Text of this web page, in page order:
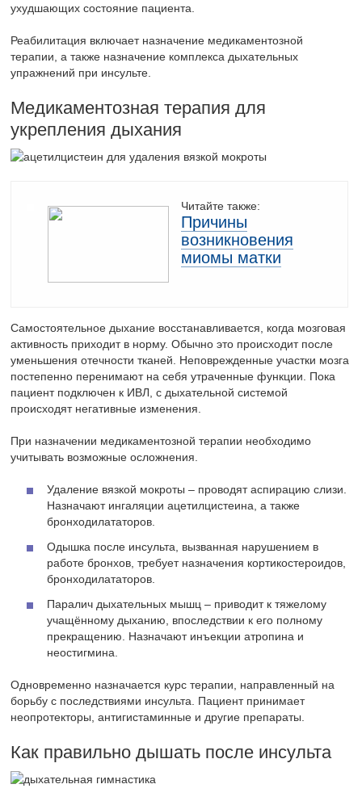
ухудшающих состояние пациента.
Реабилитация включает назначение медикаментозной
терапии, а также назначение комплекса дыхательных
упражнений при инсульте.
Медикаментозная терапия для
укрепления дыхания
Читайте также:
Причины
возникновения
миомы матки
Самостоятельное дыхание восстанавливается, когда мозговая
активность приходит в норму. Обычно это происходит после
уменьшения отечности тканей. Неповрежденные участки мозга
постепенно перенимают на себя утраченные функции. Пока
пациент подключен к ИВЛ, с дыхательной системой
происходят негативные изменения.
При назначении медикаментозной терапии необходимо
учитывать возможные осложнения.
Удаление вязкой мокроты – проводят аспирацию слизи.
Назначают ингаляции ацетилцистеина, а также
бронходилататоров.
Одышка после инсульта, вызванная нарушением в
работе бронхов, требует назначения кортикостероидов,
бронходилататоров.
Паралич дыхательных мышц – приводит к тяжелому
учащённому дыханию, впоследствии к его полному
прекращению. Назначают инъекции атропина и
неостигмина.
Одновременно назначается курс терапии, направленный на
борьбу с последствиями инсульта. Пациент принимает
неопротекторы, антигистаминные и другие препараты.
Как правильно дышать после инсульта